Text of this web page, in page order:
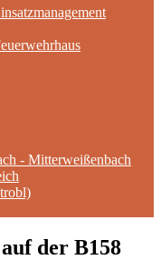
- Mitterweißenbach
der B158